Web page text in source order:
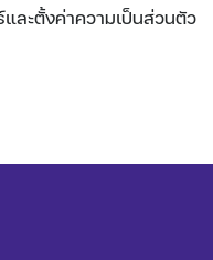
ละตั้งค่าความเป็นส่วนตัว